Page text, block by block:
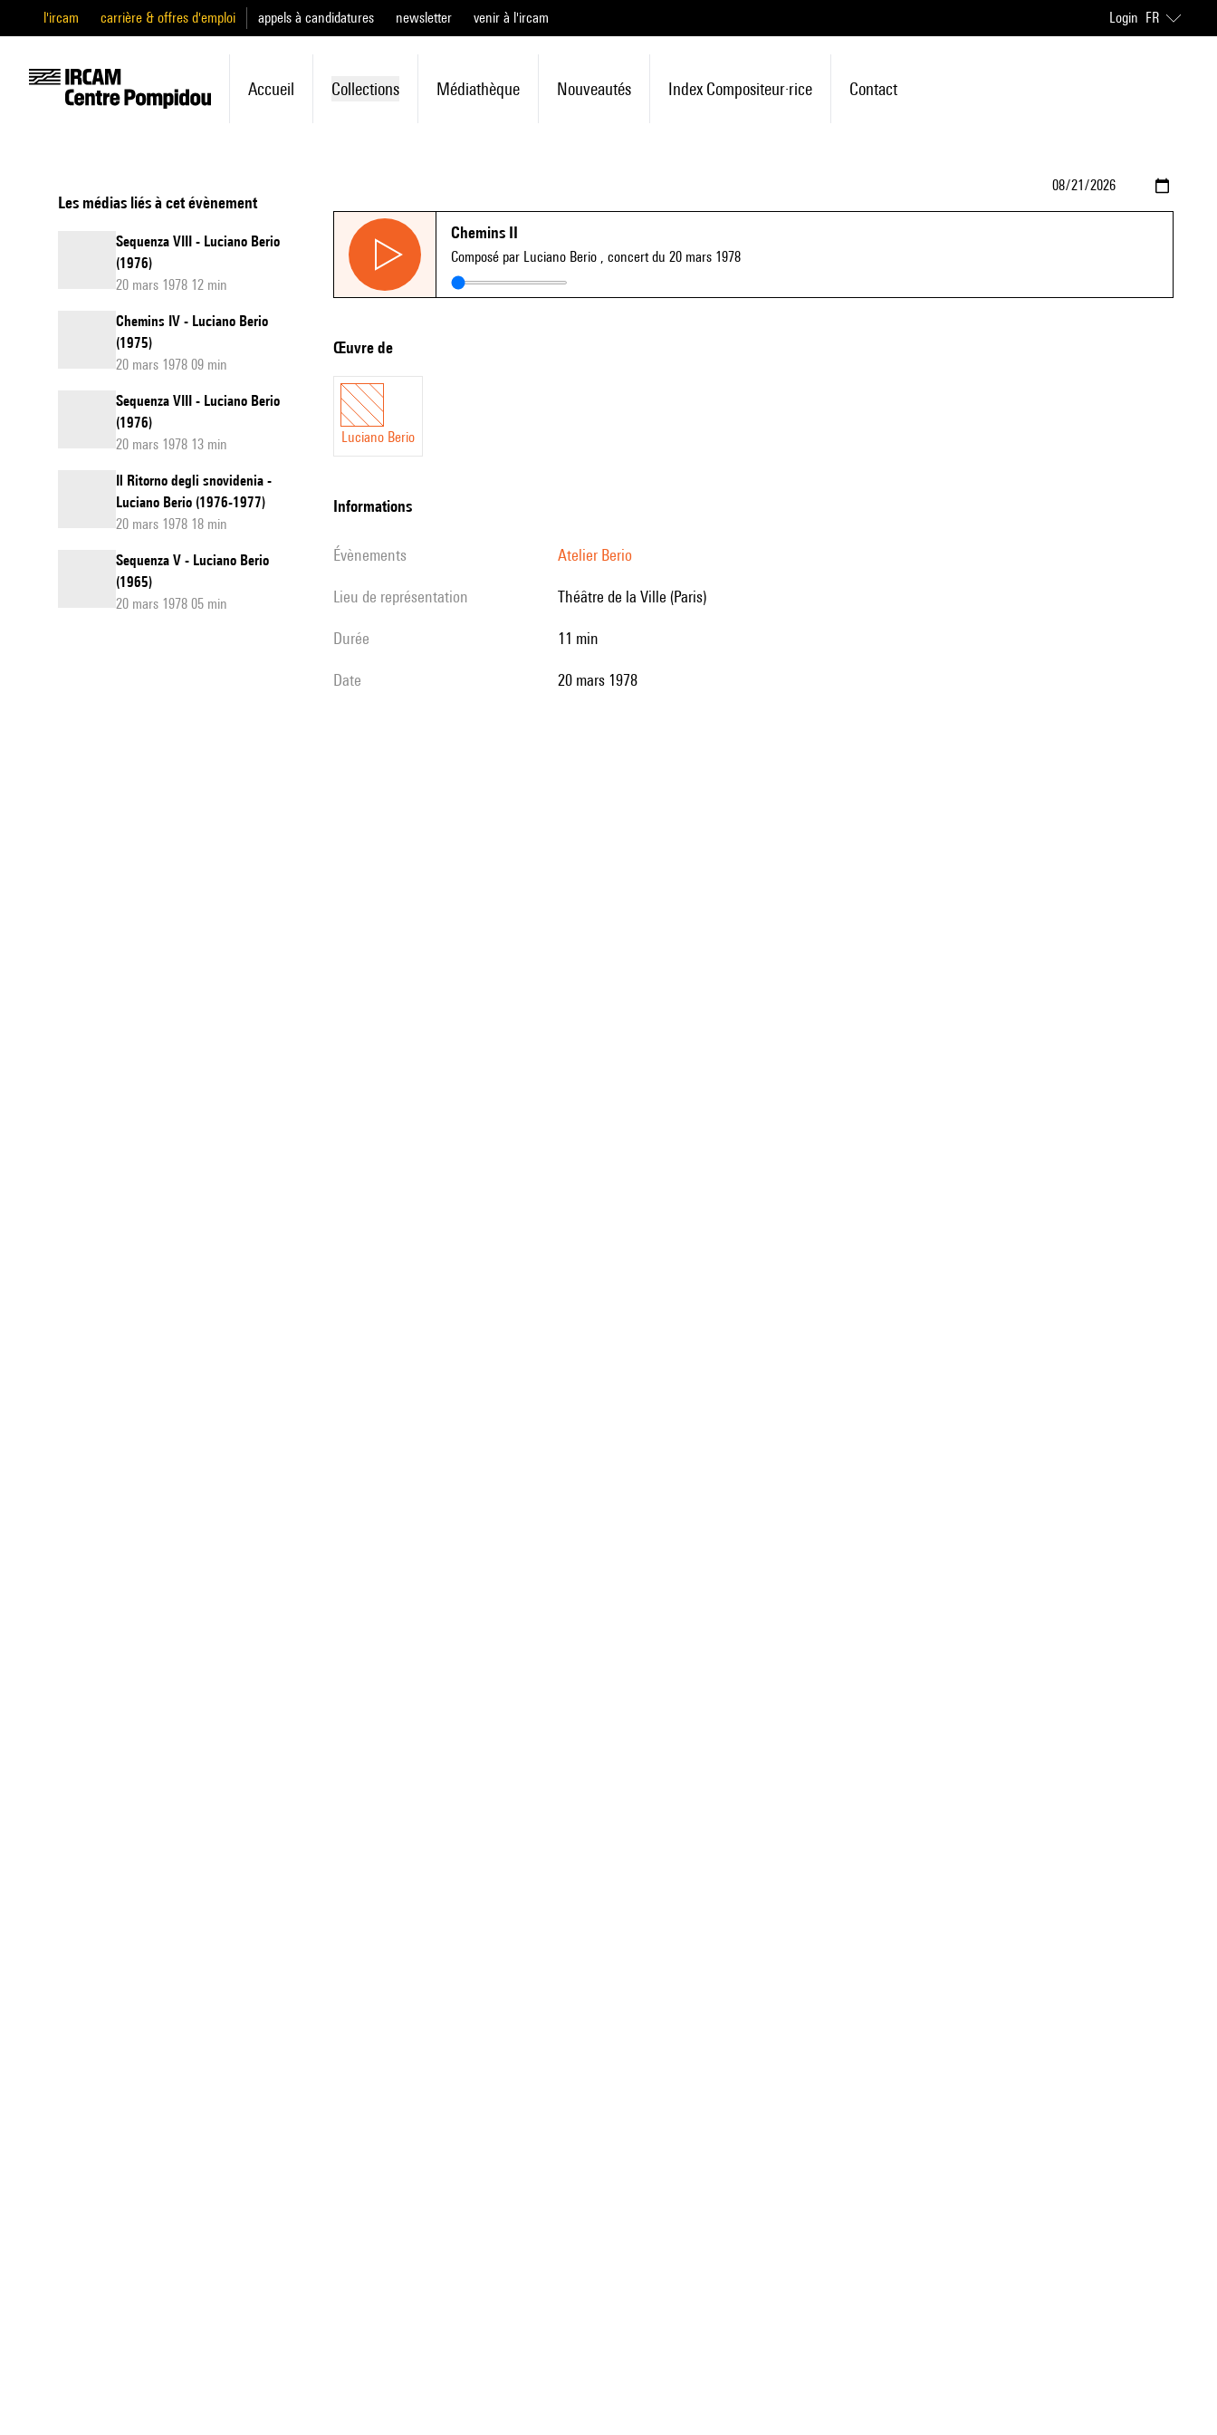
l'ircam carrière & offres d'emploi appels à candidatures newsletter venir à l'ircam Login FR
Accueil Collections Médiathèque Nouveautés Index Compositeur·rice Contact
Les médias liés à cet évènement
Sequenza VIII - Luciano Berio
(1976)
20 mars 1978 12 min
Chemins IV - Luciano Berio
(1975)
20 mars 1978 09 min
Sequenza VIII - Luciano Berio
(1976)
20 mars 1978 13 min
Il Ritorno degli snovidenia -
Luciano Berio (1976-1977)
20 mars 1978 18 min
Sequenza V - Luciano Berio
(1965)
20 mars 1978 05 min
Chemins II
Composé par Luciano Berio , concert du 20 mars 1978
Œuvre de
Luciano Berio
informations
évènements Atelier Berio
Lieu de représentation Théâtre de la Ville (Paris)
durée 11 min
date 20 mars 1978